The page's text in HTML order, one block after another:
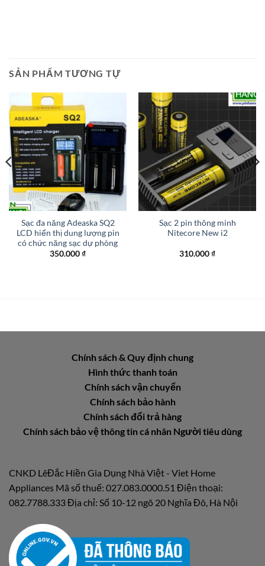
SẢN PHẨM TƯƠNG TỰ
Sạc đa năng Adeaska SQ2
LCD hiển thị dung lượng pin
có chức năng sạc dự phòng
350.000₫
Sạc 2 pin thông minh
Nitecore New i2
310.000₫
Chính sách & Quy định chung
Hình thức thanh toán
Chính sách vận chuyển
Chính sách bảo hành
Chính sách đổi trả hàng
Chính sách bảo vệ thông tin cá nhân Người tiêu dùng
CNKD LêĐắc Hiền Gia Dụng Nhà Việt - Viet Home
Appliances Mã số thuế: 027.083.0000.51 Điện thoại:
082.7788.333 Địa chỉ: Số 10-12 ngõ 20 Nghĩa Đô, Hà Nội